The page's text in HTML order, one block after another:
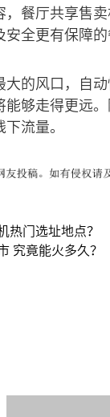
餐厅共享售
全更有保障的
的风口，自
够走得更远
流量。
热门选址地点？
究竟能火多久？